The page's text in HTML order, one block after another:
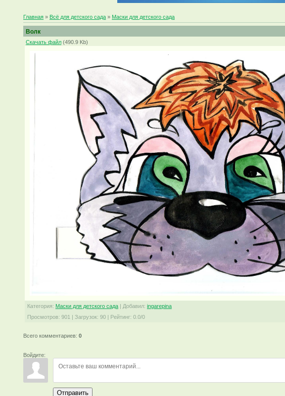
Главная » Всё для детского сада » Маски для детского сада
Волк
Скачать файл (490.9 Kb)
Категория: Маски для детского сада | Добавил: ingarepina
Просмотров: 901 |Загрузок: 90 | Рейтинг: 0.0/0
Всего комментариев:0
Войдите:
Отправить